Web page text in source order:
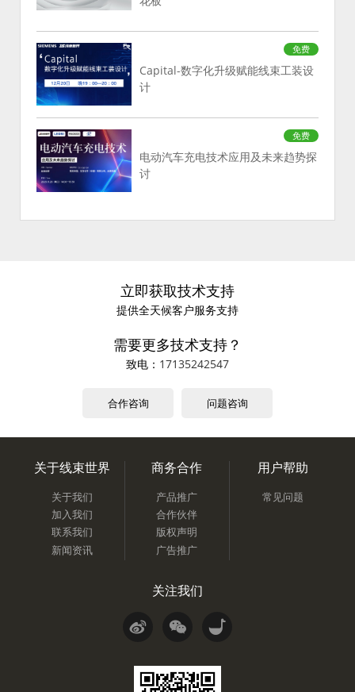
免费
Capital-数字化升级赋能线束工装设
计
免费
电动汽车充电技术应用及未来趋势探
讨
立即获取技术支持
提供全天候客户服务支持
需要更多技术支持？
致电： 17135242547
合作咨询 问题咨询
关于线束世界
关于我们
加入我们
联系我们
新闻资讯
商务合作
产品推广
合作伙伴
版权声明
广告推广
用户帮助
常见问题
关注我们